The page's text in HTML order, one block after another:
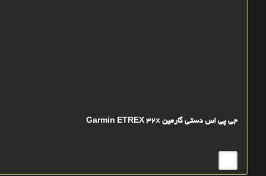
جی پی اس دستی گارمین Garmin ETREX 32x